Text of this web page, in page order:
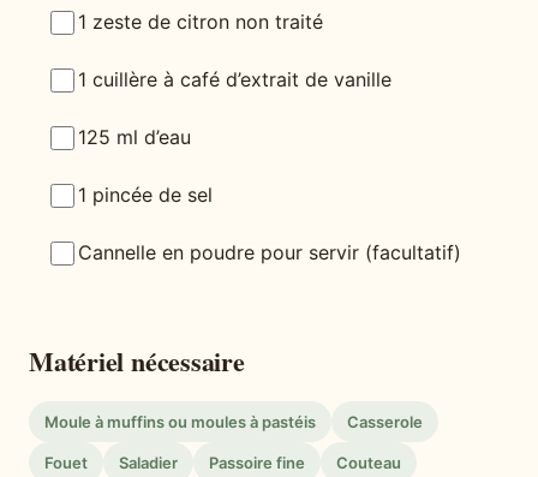
1 zeste de citron non traité
1 cuillère à café d’extrait de vanille
125 ml d’eau
1 pincée de sel
Cannelle en poudre pour servir (facultatif)
Matériel nécessaire
Moule à muffins ou moules à pastéis Casserole
Fouet Saladier Passoire fine Couteau